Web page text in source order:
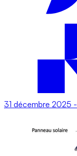
31 décembre 2025 -